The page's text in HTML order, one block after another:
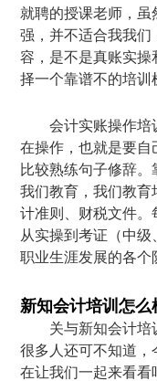
就聘的授课老师，
强，并不适合我我们
容，是不是真账实
择一个靠谱不的培训
会计实账操作培
在操作，也就是要自
比较熟练句子修辞。
我们教育，我们教育
计准则、财税文件。
从实操到考证（中
职业生涯发展的各个
新知会计培训怎
关与新知会计培
很多人还可不知道
在让我们一起来看看